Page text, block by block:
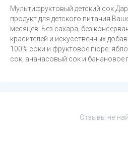
Мультифруктовый детский сок
продукт для детского питания
месяцев. Без сахара, без
красителей и искусственных
100% соки и фруктовое пюре:
сок, ананасовый сок и банановое
Отзывы не